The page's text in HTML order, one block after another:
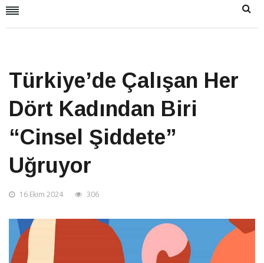
Türkiye’de Çalışan Her
Dört Kadından Biri
“Cinsel Şiddete”
Uğruyor
16 Ekim 2024 306